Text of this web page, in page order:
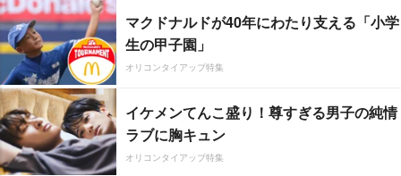
マクドナルドが40年にわたり支える「小学
生の甲子園」
オリコンタイアップ特集
イケメンてんこ盛り！尊すぎる男子の純情
ラブに胸キュン
オリコンタイアップ特集